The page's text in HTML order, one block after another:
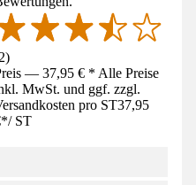
2)
— 37,95 € * Alle Preise
MwSt. und ggf. zzgl.
pro ST37,95
*/ ST